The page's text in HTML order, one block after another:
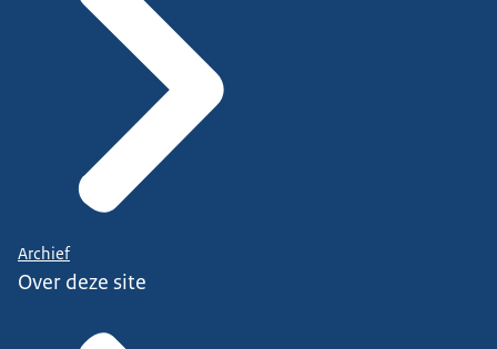
Archief
Over deze site